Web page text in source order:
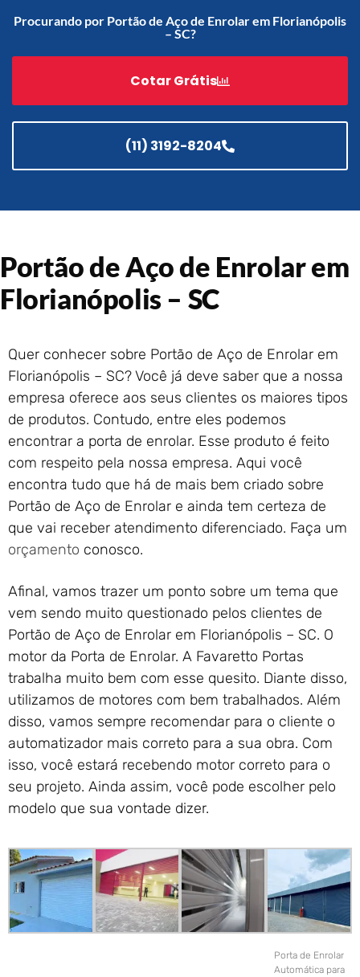
Enrolar em Teresópolis – RJ
Portão de Garagem de
Enrolar em São Pedro da
Aldeia – RJ
Portão de Garagem de
Enrolar em São Gonçalo – RJ
Enrolar em Rio das Ostras –
Enrolar em Queimados – RJ
Portão de Garagem de
Enrolar em Petrópolis – RJ
Enrolar em Paraty – RJ
Portão de Garagem de
Enrolar em Nova Iguaçu – RJ
Portão de Garagem de
Enrolar em Nova Friburgo –
RJ
Procurando por Portão de Aço de Enrolar em Florianópolis
– SC?
Cotar Grátis
(11) 3192-8204
Portão de Aço de Enrolar em
Florianópolis – SC
Quer conhecer sobre Portão de Aço de Enrolar em
Florianópolis – SC? Você já deve saber que a nossa
empresa oferece aos seus clientes os maiores tipos
de produtos. Contudo, entre eles podemos
encontrar a porta de enrolar. Esse produto é feito
com respeito pela nossa empresa. Aqui você
encontra tudo que há de mais bem criado sobre
Portão de Aço de Enrolar e ainda tem certeza de
que vai receber atendimento diferenciado. Faça um
orçamento conosco.
Afinal, vamos trazer um ponto sobre um tema que
vem sendo muito questionado pelos clientes de
Portão de Aço de Enrolar em Florianópolis – SC. O
motor da Porta de Enrolar. A Favaretto Portas
trabalha muito bem com esse quesito. Diante disso,
utilizamos de motores com bem trabalhados. Além
disso, vamos sempre recomendar para o cliente o
automatizador mais correto para a sua obra. Com
isso, você estará recebendo motor correto para o
seu projeto. Ainda assim, você pode escolher pelo
modelo que sua vontade dizer.
Porta de Enrolar
Automática para